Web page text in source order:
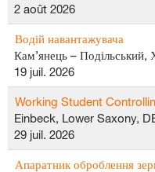
2 août 2026
Водій навантажувача
Кам’янець –
19 juil. 2026
Working Student
Einbeck, Lower Saxony,
29 juil. 2026
Апаратник оброблення